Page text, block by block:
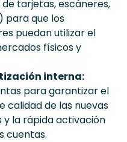
tarjetas, escáneres,
para que los
puedan utilizar el
físicos y
interna:
para garantizar el
calidad de las nuevas
y la rápida activación
cuentas.